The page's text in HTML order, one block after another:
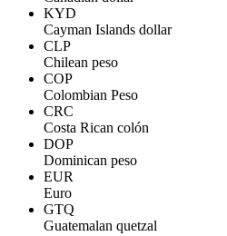
KYD
Cayman Islands dollar
CLP
Chilean peso
COP
Colombian Peso
CRC
Costa Rican colón
DOP
Dominican peso
EUR
Euro
GTQ
Guatemalan quetzal